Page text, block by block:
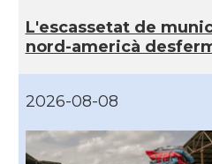
L'escassetat de
nord-americà
2026-08-08